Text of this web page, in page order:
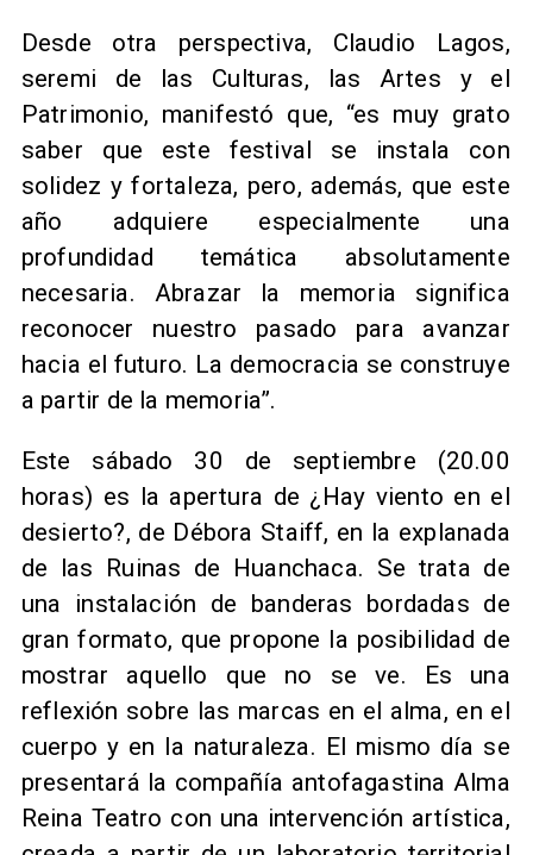
Desde otra perspectiva, Claudio Lagos,
seremi de las Culturas, las Artes y el
Patrimonio, manifestó que, “es muy grato
saber que este festival se instala con
solidez y fortaleza, pero, además, que este
año adquiere especialmente una
profundidad temática absolutamente
necesaria. Abrazar la memoria significa
reconocer nuestro pasado para avanzar
hacia el futuro. La democracia se construye
a partir de la memoria”.
Este sábado 30 de septiembre (20.00
horas) es la apertura de ¿Hay viento en el
desierto?, de Débora Staiff, en la explanada
de las Ruinas de Huanchaca. Se trata de
una instalación de banderas bordadas de
gran formato, que propone la posibilidad de
mostrar aquello que no se ve. Es una
reflexión sobre las marcas en el alma, en el
cuerpo y en la naturaleza. El mismo día se
presentará la compañía antofagastina Alma
Reina Teatro con una intervención artística,